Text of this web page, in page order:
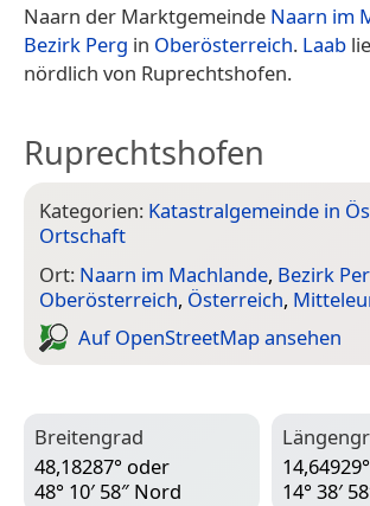
Naarn der Marktgemeinde Naarn im
Bezirk Perg in Oberösterreich. Laab
nördlich von Ruprechtshofen.
Ruprechtshofen
Kategorien: Katastralgemeinde in
Ortschaft
Ort: Naarn im Machlande, Bezirk
Oberösterreich, Österreich,
Auf Open­Street­Map ansehen
Breitengrad
48,18287° oder
48° 10′ 58″ Nord
14° 38′